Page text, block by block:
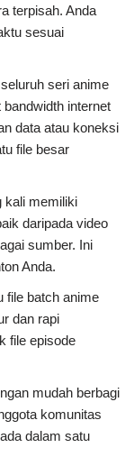
terpisah. Anda
sesuai
seri anime
internet
data atau koneksi
file besar
kali memiliki
daripada video
sumber. Ini
Anda.
file batch anime
dan rapi
file episode
mudah berbagi
komunitas
dalam satu